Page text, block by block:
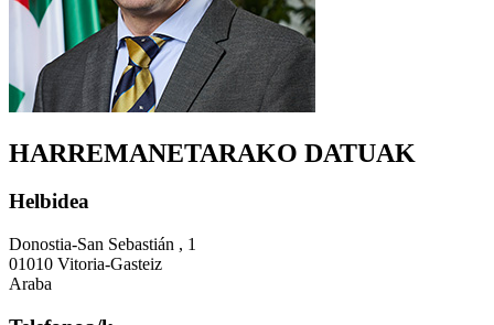
HARREMANETARAKO DATUAK
Helbidea
Donostia-San Sebastián , 1
01010 Vitoria-Gasteiz
Araba